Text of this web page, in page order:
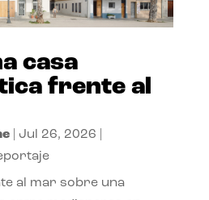
casa
frente al
| Jul 26, 2026
al mar sobre una